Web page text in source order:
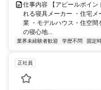
仕事内容 【アピールポイ
れる寝具メーカー ・住宅
業 ・モデルハウス・住空
の寝心地...
業界未経験者歓迎 学歴不問 固定
正社員